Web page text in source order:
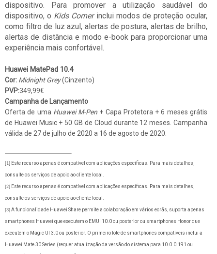
dispositivo. Para promover a utilização saudável do
dispositivo, o Kids Cornerinclui modos de proteção ocular,
como filtro de luz azul, alertas de postura, alertas de brilho,
alertas de distância e modo e-book para proporcionar uma
experiência mais confortável.
Huawei MatePad 10.4
Cor: Midnight Grey(Cinzento)
PVP:349,99€
Campanha de Lançamento
Oferta de uma Huawei M-Pen + Capa Protetora + 6 meses grátis
de Huawei Music + 50 GB de Cloud durante 12 meses. Campanha
válida de 27 de julho de 2020 a 16 de agosto de 2020.
[1] Este recurso apenas é compatível com aplicações especificas. Para mais detalhes,
consulte os serviços de apoio ao cliente local.
[2] Este recurso apenas é compatível com aplicações específicas. Para mais detalhes,
consulte os serviços de apoio ao cliente local.
[3] A funcionalidade Huawei Share permite a colaboração em vários ecrãs, suporta apenas
smartphones Huawei que executem o EMUI 10.0 ou posterior ou smartphones Honor que
executem o Magic UI 3.0 ou posterior. O primeiro lote de smartphones compatíveis inclui a
Huawei Mate 30 Series (requer atualização da versão do sistema para 10.0.0.191 ou